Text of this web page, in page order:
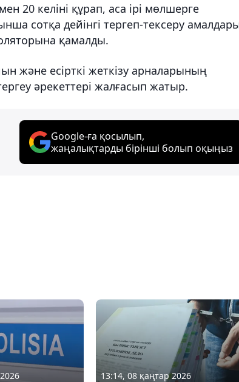
20 келіні құрап, аса ірі мөлшерге
сотқа дейінгі тергеп-тексеру
қамалды.
және есірткі жеткізу арналарының
әрекеттері жалғасып жатыр.
Google-ға қосылып,
жаңалықтарды бірінші болып оқыңыз
13:14, 08 қаңтар 2026